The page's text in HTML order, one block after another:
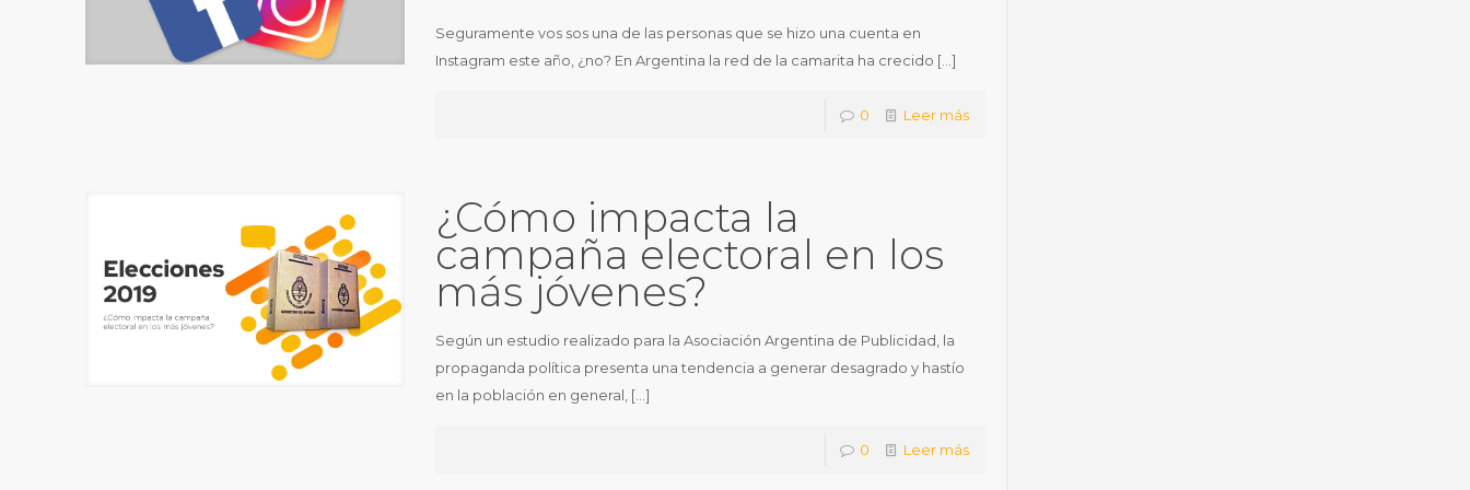
Seguramente vos sos una de las personas que se hizo una cuenta en
Instagram este año, ¿no? En Argentina la red de la camarita ha crecido […]
0 Leer más
¿Cómo impacta la
campaña electoral en los
más jóvenes?
Según un estudio realizado para la Asociación Argentina de Publicidad, la
propaganda política presenta una tendencia a generar desagrado y hastío
en la población en general, […]
0 Leer más